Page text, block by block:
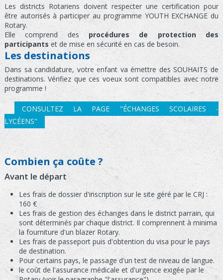
Les districts Rotariens doivent respecter une certification pour
être autorisés à participer au programme YOUTH EXCHANGE du
Rotary.
Elle comprend des procédures de protection des
participants et de mise en sécurité en cas de besoin.
Les destinations
Dans sa candidature, votre enfant va émettre des SOUHAITS de
destinations. Vérifiez que ces voeux sont compatibles avec notre
programme !
CONSULTEZ LA PAGE "ÉCHANGES SCOLAIRES -
LYCÉENS"
Combien ça coûte ?
Avant le départ
Les frais de dossier d'inscription sur le site géré par le CRJ :
160 €
Les frais de gestion des échanges dans le district parrain, qui
sont déterminés par chaque district. Il comprennent à minima
la fourniture d'un blazer Rotary.
Les frais de passeport puis d'obtention du visa pour le pays
de destination.
Pour certains pays, le passage d'un test de niveau de langue.
le coût de l'assurance médicale et d'urgence exigée par le